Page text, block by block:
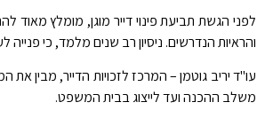
לפני הגשת תביעת פינוי דייר מוגן, מומלץ
והראיות הנדרשים. ניסיון רב שנים מלמד, כי
עו"ד יריב גוטמן – המרכז לזכויות הדייר, מבין
משלב ההכנה ועד לייצוג בבית המשפט.